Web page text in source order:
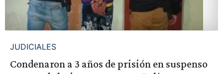
JUDICIALES
Condenaron a 3 años de prisión en suspenso